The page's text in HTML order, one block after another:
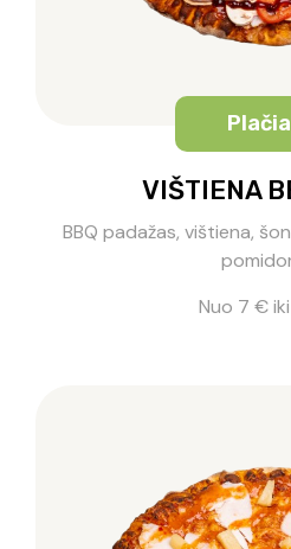
VIŠTIENA
BBQ padažas, vištiena,
Nuo 7 €